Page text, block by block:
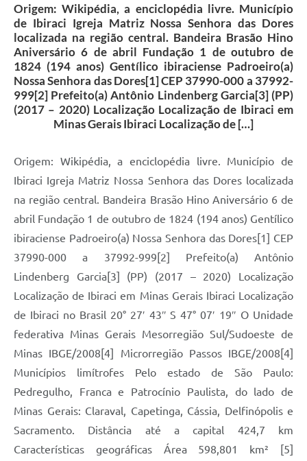
Origem: Wikipédia, a enciclopédia livre. Município
de Ibiraci Igreja Matriz Nossa Senhora das Dores
localizada na região central. Bandeira Brasão Hino
Aniversário 6 de abril Fundação 1 de outubro de
1824 (194 anos) Gentílico ibiraciense Padroeiro(a)
Nossa Senhora das Dores[1] CEP 37990-000 a 37992-
999[2] Prefeito(a) Antônio Lindenberg Garcia[3] (PP)
(2017 – 2020) Localização Localização de Ibiraci em
Minas Gerais Ibiraci Localização de […]
Origem: Wikipédia, a enciclopédia livre. Município de
Ibiraci Igreja Matriz Nossa Senhora das Dores localizada
na região central. Bandeira Brasão Hino Aniversário 6 de
abril Fundação 1 de outubro de 1824 (194 anos) Gentílico
ibiraciense Padroeiro(a) Nossa Senhora das Dores[1] CEP
37990-000 a 37992-999[2] Prefeito(a) Antônio
Lindenberg Garcia[3] (PP) (2017 – 2020) Localização
Localização de Ibiraci em Minas Gerais Ibiraci Localização
de Ibiraci no Brasil 20° 27′ 43″ S 47° 07′ 19″ O Unidade
federativa Minas Gerais Mesorregião Sul/Sudoeste de
Minas IBGE/2008[4] Microrregião Passos IBGE/2008[4]
Municípios limítrofes Pelo estado de São Paulo:
Pedregulho, Franca e Patrocínio Paulista, do lado de
Minas Gerais: Claraval, Capetinga, Cássia, Delfinópolis e
Sacramento. Distância até a capital 424,7 km
Características geográficas Área 598,801 km² [5]